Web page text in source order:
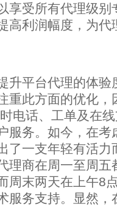
享受所有代理级别
高利润幅度，为代
升平台代理的体
重此方面的优化，
电话、工单及在
服务。如今，在考
了一支年轻有活力
理商在周一至周五
周末两天在上午8
服务支持。显然，